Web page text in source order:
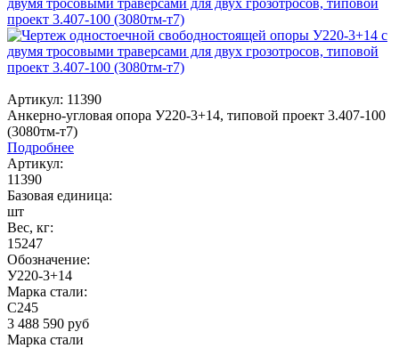
Артикул: 11390
Анкерно-угловая опора У220-3+14, типовой проект 3.407-100
(3080тм-т7)
Подробнее
Артикул:
11390
Базовая единица:
шт
Вес, кг:
15247
Обозначение:
У220-3+14
Марка стали:
С245
3 488 590 руб
Марка стали